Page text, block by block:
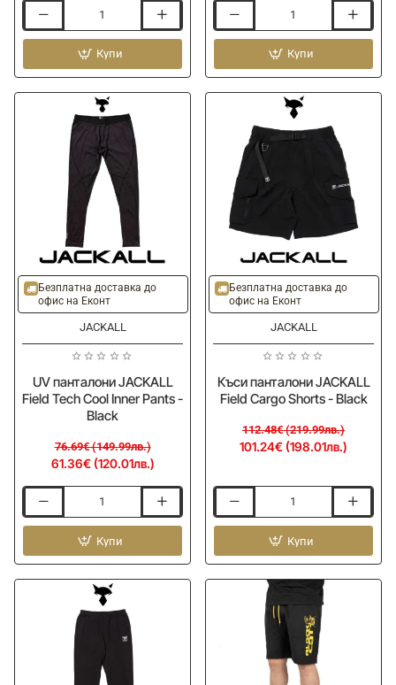
JACKALL
Protection
Pants
PA-
Купи
GURU
Kombats
Купи
-20%
Безплатна доставка до
офис на Еконт
JACKALL
UV панталони JACKALL
Field Tech Cool Inner Pants -
Black
61.36€ (120.01лв.)
76.69€ (149.99лв.)
панталони
Field
Tech
Купи
-10%
Безплатна доставка до
офис на Еконт
JACKALL
Къси панталони JACKALL
Field Cargo Shorts - Black
101.24€ (198.01лв.)
112.48€ (219.99лв.)
панталони
Field
Cargo
Купи